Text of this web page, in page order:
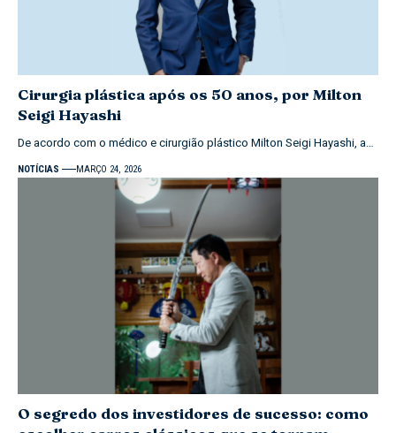
Cirurgia plástica após os 50 anos, por Milton
Seigi Hayashi
De acordo com o médico e cirurgião plástico Milton Seigi Hayashi, a…
NOTÍCIAS MARÇO 24, 2026
O segredo dos investidores de sucesso: como